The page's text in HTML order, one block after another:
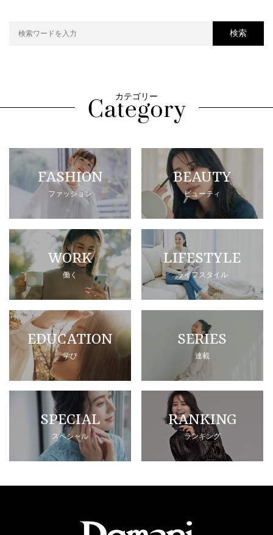
検索
カテゴリー
FASHION
ファッション
BEAUTY
ビューティ
WORK
働く
LIFESTYLE
ライフスタイル
EDUCATION
学び
SERIES
連載
SPECIAL
スペシャル
RANKING
ランキング